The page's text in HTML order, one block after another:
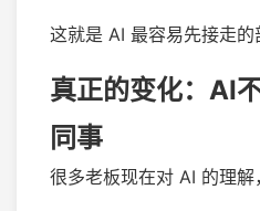
这就是 AI 最容易先接走的
真正的变化：AI
同事
很多老板现在对 AI 的理解